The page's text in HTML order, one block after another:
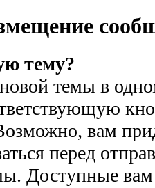
тему?
темы в
вам
перед
Доступные